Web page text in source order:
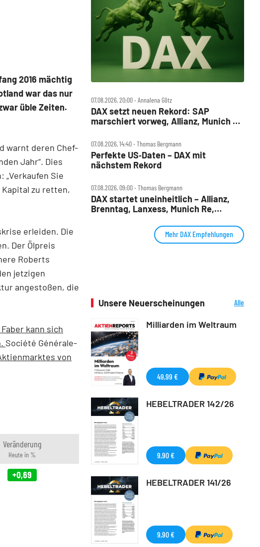
2016 mächtig
war das nur
üble Zeiten.
warnt deren Chef-
Jahr“. Dies
„Verkaufen Sie
zu retten,
erleiden. Die
Der Ölpreis
Roberts
jetzigen
angestoßen, die
Faber kann sich
Société Générale-
von
Veränderung
Heute in %
+0,69
07.08.2026, 20:00 ‧ Annalena Götz
DAX setzt neuen Rekord: SAP
marschiert vorweg, Allianz, Munich Re
07.08.2026, 14:40 ‧ Thomas Bergmann
Perfekte US‑Daten – DAX mit
nächstem Rekord
07.08.2026, 09:00 ‧ Thomas Bergmann
DAX startet uneinheitlich – Allianz,
Brenntag, Lanxess, Munich Re,
Mehr DAX Empfehlungen
Unsere Neuerscheinungen
Alle
Milliarden im Weltraum
49,99 €
HEBELTRADER 142/26
9,90 €
HEBELTRADER 141/26
9,90 €